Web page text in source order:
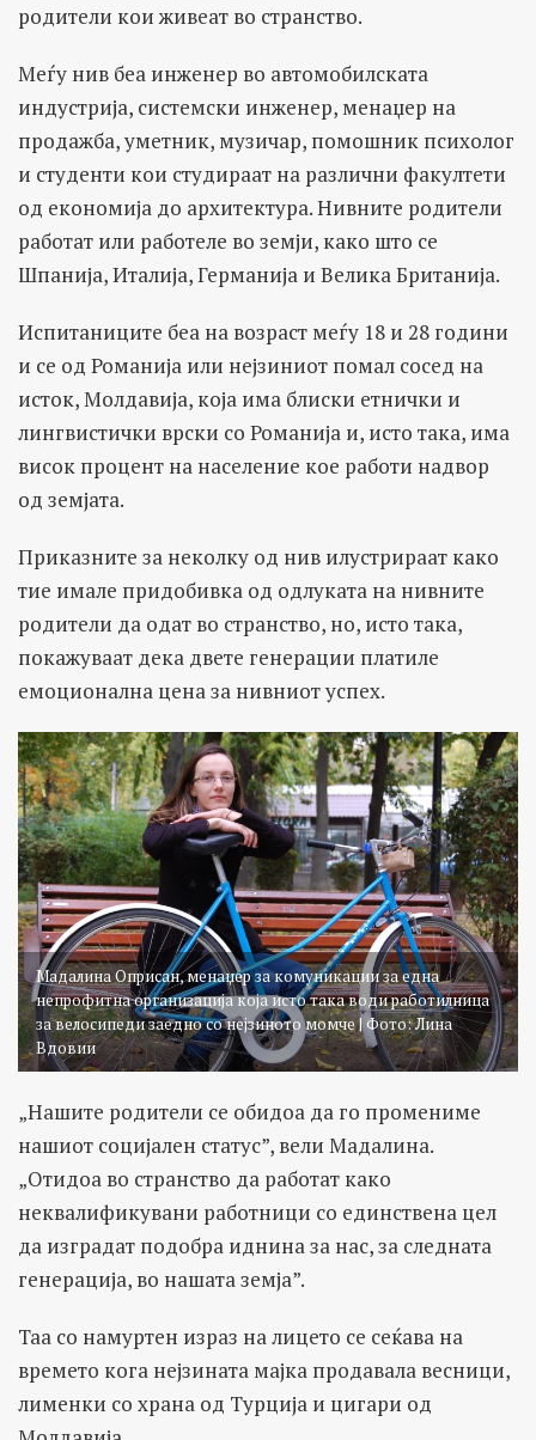
родители кои живеат во странство.
Меѓу нив беа инженер во автомобилската
индустрија, системски инженер, менаџер на
продажба, уметник, музичар, помошник психолог
и студенти кои студираат на различни факултети
од економија до архитектура. Нивните родители
работат или работеле во земји, како што се
Шпанија, Италија, Германија и Велика Британија.
Испитаниците беа на возраст меѓу 18 и 28 години
и се од Романија или нејзиниот помал сосед на
исток, Молдавија, која има блиски етнички и
лингвистички врски со Романија и, исто така, има
висок процент на население кое работи надвор
од земјата.
Приказните за неколку од нив илустрираат како
тие имале придобивка од одлуката на нивните
родители да одат во странство, но, исто така,
покажуваат дека двете генерации платиле
емоционална цена за нивниот успех.
Мадалина Оприсан, менаџер за комуникации за една
непрофитна организација која исто така води работилница
за велосипеди заедно со нејзиното момче | Фото: Лина
Вдовии
„Нашите родители се обидоа да го промениме
нашиот социјален статус”, вели Мадалина.
„Отидоа во странство да работат како
неквалификувани работници со единствена цел
да изградат подобра иднина за нас, за следната
генерација, во нашата земја”.
Таа со намуртен израз на лицето се сеќава на
времето кога нејзината мајка продавала весници,
лименки со храна од Турција и цигари од